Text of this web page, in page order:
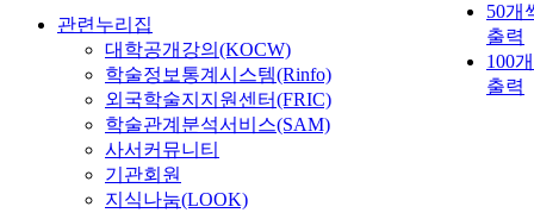
50개
출력
100
출력
관련누리집
대학공개강의(KOCW)
학술정보통계시스템(Rinfo)
외국학술지지원센터(FRIC)
학술관계분석서비스(SAM)
사서커뮤니티
기관회원
지식나눔(LOOK)